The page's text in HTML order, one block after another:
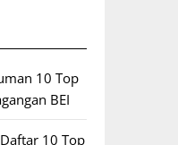
10 Top
BEI
10 Top